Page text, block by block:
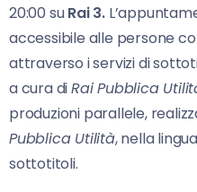
20:00 suRai 3.
accessibile alle persone
attraverso i servizi di
a cura diRai Pubblica
produzioni parallele,
Pubblica Utilità, nella
sottotitoli.